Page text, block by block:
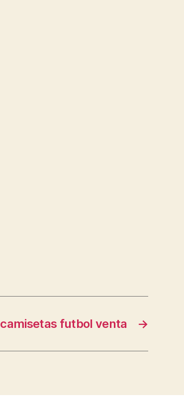
→
camisetas futbol venta